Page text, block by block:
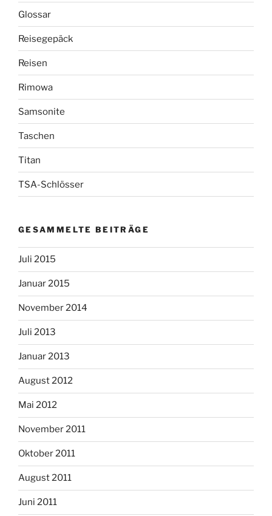
Glossar
Reisegepäck
Reisen
Rimowa
Samsonite
Taschen
Titan
TSA-Schlösser
GESAMMELTE BEITRÄGE
Juli 2015
Januar 2015
November 2014
Juli 2013
Januar 2013
August 2012
Mai 2012
November 2011
Oktober 2011
August 2011
Juni 2011